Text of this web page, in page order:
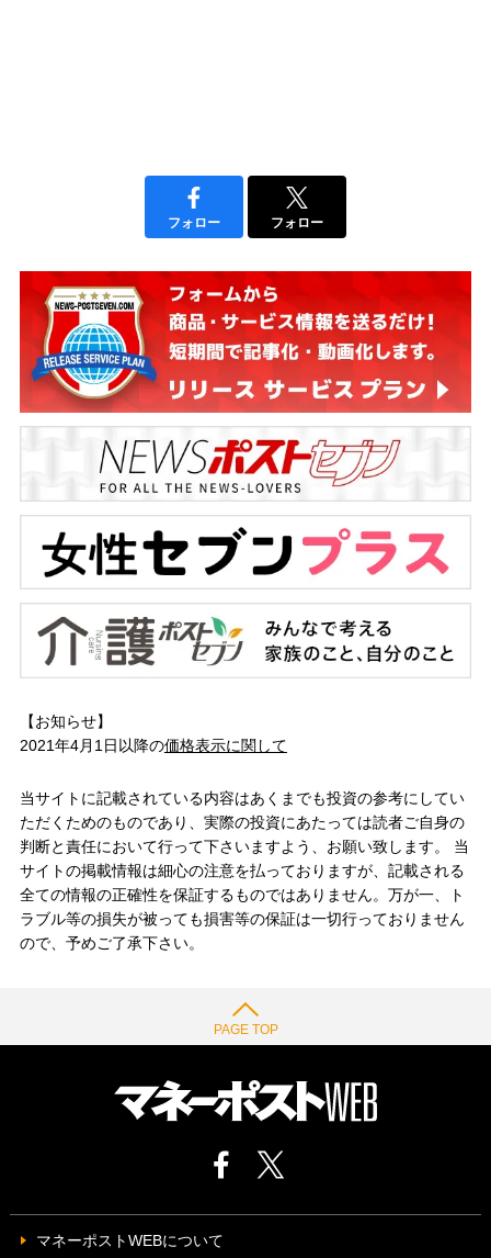
フォロー フォロー
【お知らせ】
2021年4月1日以降の価格表示に関して
当サイトに記載されている内容はあくまでも投資の参考にしてい
ただくためのものであり、実際の投資にあたっては読者ご自身の
判断と責任において行って下さいますよう、お願い致します。 当
サイトの掲載情報は細心の注意を払っておりますが、記載される
全ての情報の正確性を保証するものではありません。万が一、ト
ラブル等の損失が被っても損害等の保証は一切行っておりません
ので、予めご了承下さい。
PAGE TOP
マネーポストWEBについて